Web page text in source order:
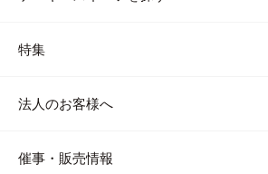
特集
法人のお客様へ
催事・販売情報